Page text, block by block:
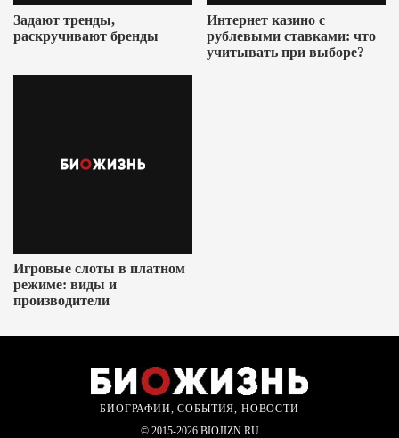
Задают тренды,
раскручивают бренды
Интернет казино с
рублевыми ставками: что
учитывать при выборе?
Игровые слоты в платном
режиме: виды и
производители
БИОГРАФИИ, СОБЫТИЯ, НОВОСТИ
© 2015-2026 BIOJIZN.RU